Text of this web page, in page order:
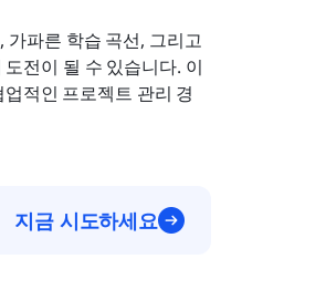
파른 학습 곡선, 그리고
전이 될 수 있습니다. 이
적인 프로젝트 관리 경
지금 시도하세요